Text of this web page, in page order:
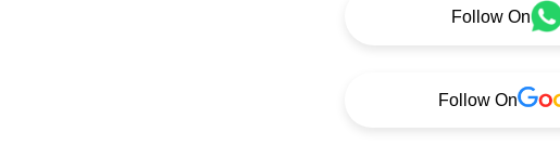
Follow On
Follow On